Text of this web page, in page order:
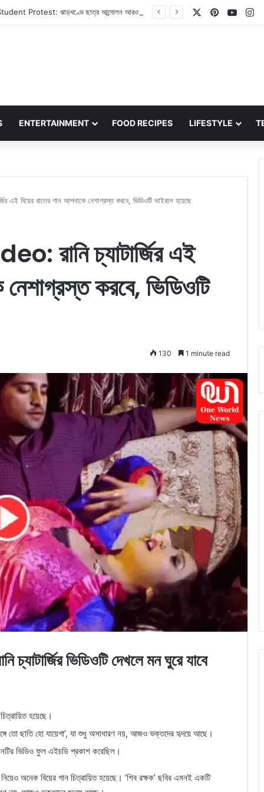
Pinterest
ENTERTAINMENT FOOD RECIPES LIFESTYLE
বিয়ের রাতের গান আপনাকে নেশাগ্রস্ত করবে, ভিডিওটি ভাইরাল হয়েছে
চ্যাটার্জির এই
করবে, ভিডিওটি
130 1 minute read
চ্যাটার্জির ভিডিওটি দেখলে মন ঘুরে যাবে
হয়েছে।
তো ছাতি হো যায়েগা’, যা শুধু অসাধারণ নয়, আজও ভক্তদের হৃদয়ে আছে।
ভিডিও ফুল এইচডি প্রকাশ করেছিল।
নিয়েও অনেক বিয়ের গান চিত্রায়িত হয়েছে। ‘শিব রক্ষক’ ছবির এমনই একটি